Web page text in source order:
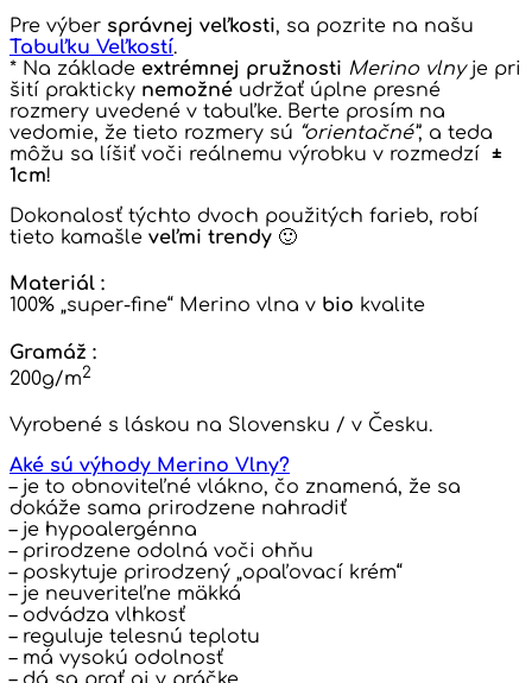
Pre výber správnej veľkosti, sa pozrite na našu
Tabuľku Veľkostí.
* Na základe extrémnej pružnosti Merino vlnyje pri
šití prakticky nemožné udržať úplne presné
rozmery uvedené v tabuľke. Berte prosím na
vedomie, že tieto rozmery sú “orientačné”, a teda
môžu sa líšiť voči reálnemu výrobku v rozmedzí ±
1cm!
Dokonalosť týchto dvoch použitých farieb, robí
tieto kamašle veľmi trendy 🙂
Materiál :
100% „super-fine“ Merino vlna v bio kvalite
Gramáž :
200g/m2
Vyrobené s láskou na Slovensku / v Česku.
Aké sú výhody Merino Vlny?
– je to obnoviteľné vlákno, čo znamená, že sa
dokáže sama prirodzene nahradiť
– je hypoalergénna
– prirodzene odolná voči ohňu
– poskytuje prirodzený „opaľovací krém“
– je neuveriteľne mäkká
– odvádza vlhkosť
– reguluje telesnú teplotu
– má vysokú odolnosť